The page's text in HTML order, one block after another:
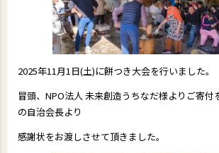
2025年11月1日(土)に餅つき大会を行いました。
冒頭、NPO法人 未来創造うちなだ様よりご寄付
の自治会長より
感謝状をお渡しさせて頂きました。